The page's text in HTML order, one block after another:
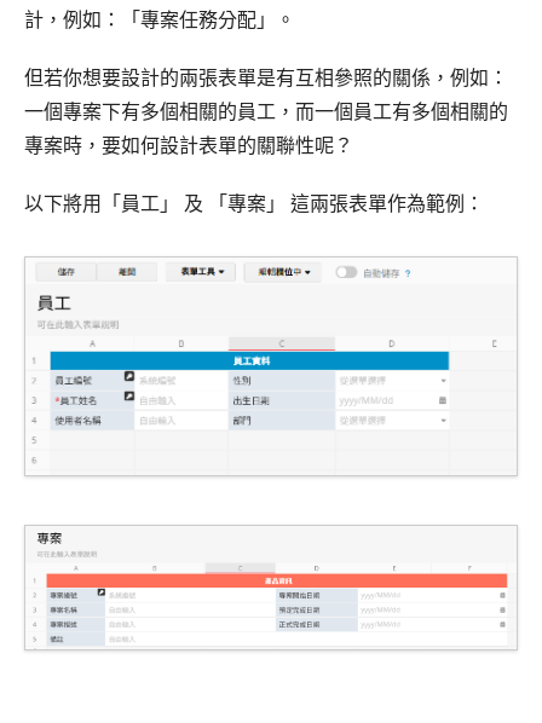
計，例如：「專案任務分配」。
但若你想要設計的兩張表單是有互相參照的關係，例如：
一個專案下有多個相關的員工，而一個員工有多個相關的
專案時，要如何設計表單的關聯性呢？
以下將用「員工」 及 「專案」 這兩張表單作為範例：